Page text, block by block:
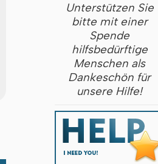
Unterstützen Sie
bitte mit einer
Spende
hilfsbedürftige
Menschen als
Dankeschön für
unsere Hilfe!